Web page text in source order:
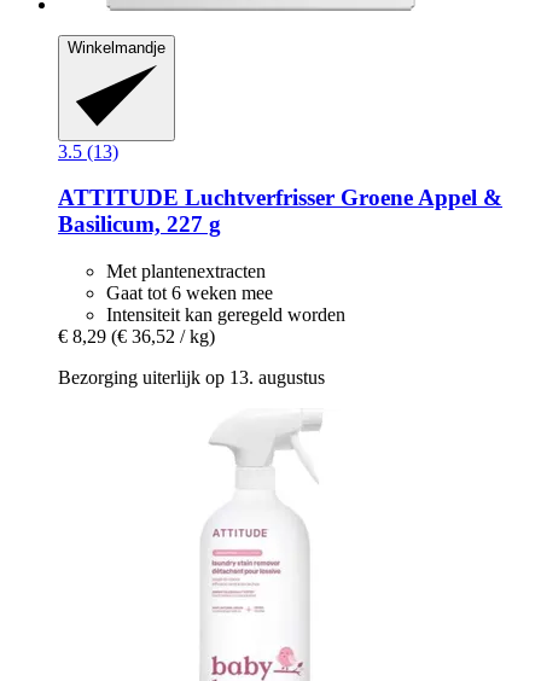
Winkelmandje
3.5 (13)
ATTITUDE Luchtverfrisser Groene Appel &
Basilicum, 227 g
Met plantenextracten
Gaat tot 6 weken mee
Intensiteit kan geregeld worden
€ 8,29 (€ 36,52 / kg)
Bezorging uiterlijk op 13. augustus